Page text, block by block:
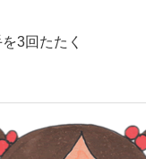
3回たたく